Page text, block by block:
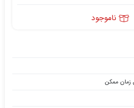
ناموجود
زمان ممکن